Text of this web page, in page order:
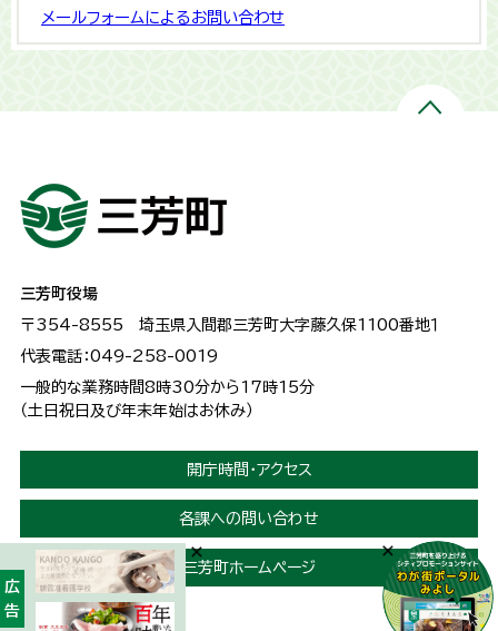
メールフォームによるお問い合わせ
三芳町役場
〒354-8555 埼玉県入間郡三芳町大字藤久保1100番地１
代表電話：049-258-0019
一般的な業務時間8時30分から17時15分
（土日祝日及び年末年始はお休み）
開庁時間・アクセス
各課への問い合わせ
三芳町ホームページ
広告